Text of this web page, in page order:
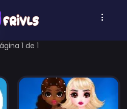
1 de 1